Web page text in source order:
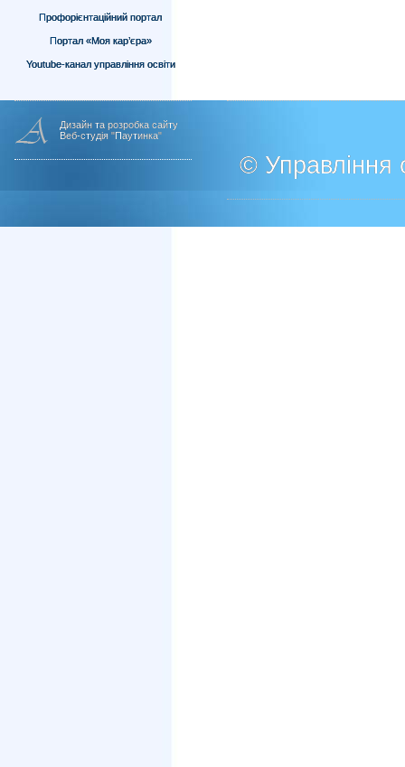
Профорієнтаційний портал
Портал «Моя кар’єра»
Youtube-канал управління освіти
Дизайн та розробка сайту
Веб-студія "Паутинка"
© Управління